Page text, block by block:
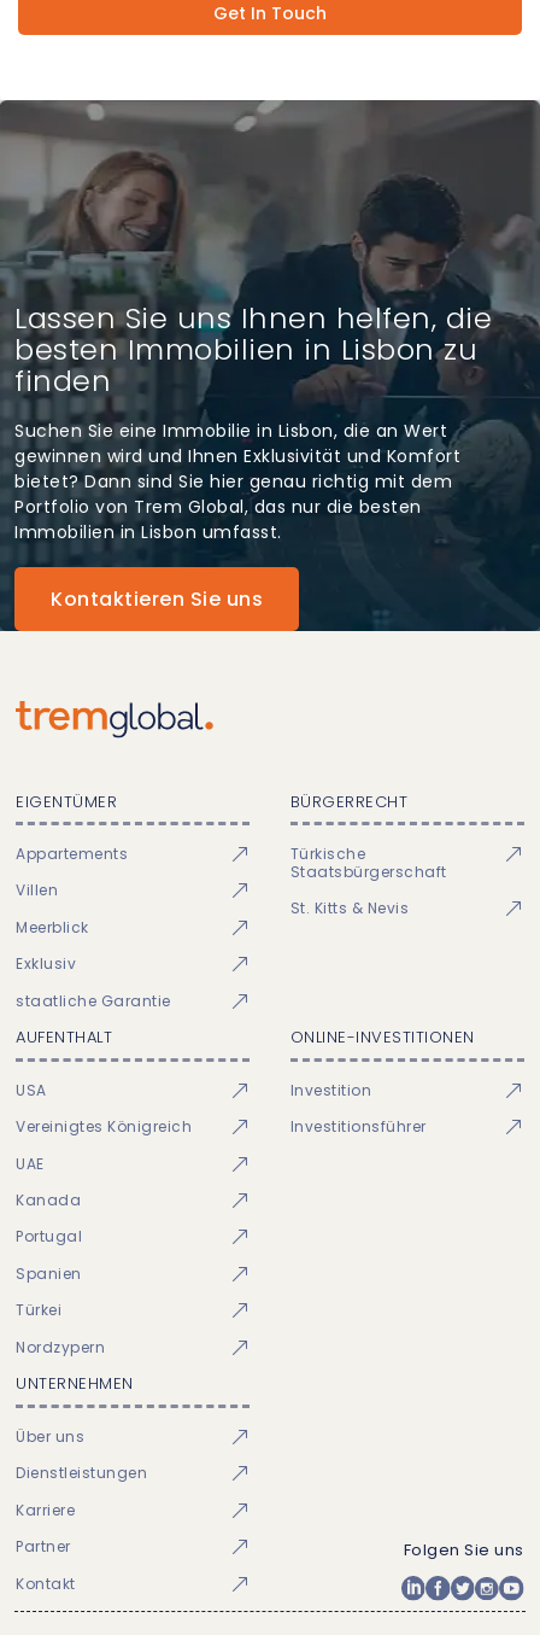
Get In Touch
Lassen Sie uns Ihnen helfen, die
besten Immobilien in Lisbon zu
finden
Suchen Sie eine Immobilie in Lisbon, die an Wert
gewinnen wird und Ihnen Exklusivität und Komfort
bietet? Dann sind Sie hier genau richtig mit dem
Portfolio von Trem Global, das nur die besten
Immobilien in Lisbon umfasst.
Kontaktieren Sie uns
EIGENTÜMER
Appartements
Villen
Meerblick
Exklusiv
staatliche Garantie
BÜRGERRECHT
Türkische
Staatsbürgerschaft
St. Kitts & Nevis
AUFENTHALT
USA
Vereinigtes Königreich
UAE
Kanada
Portugal
Spanien
Türkei
Nordzypern
ONLINE-INVESTITIONEN
Investition
Investitionsführer
UNTERNEHMEN
Über uns
Dienstleistungen
Karriere
Partner
Kontakt
Folgen Sie uns